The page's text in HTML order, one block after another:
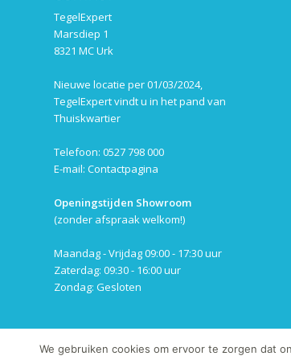
TegelExpert
Marsdiep 1
8321 MC Urk
Nieuwe locatie per 01/03/2024,
TegelExpert vindt u in het pand van
Thuiskwartier
Telefoon: 0527 798 000
E-mail: Contactpagina
Openingstijden Showroom
(zonder afspraak welkom!)
Maandag - Vrijdag 09:00 - 17:30 uur
Zaterdag: 09:30 - 16:00 uur
Zondag: Gesloten
We gebruiken cookies om ervoor te zorgen dat